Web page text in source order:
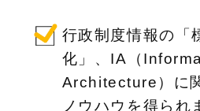
行政制度情報の「
化」、IA（
Architecture）に
ノウハウを得られ